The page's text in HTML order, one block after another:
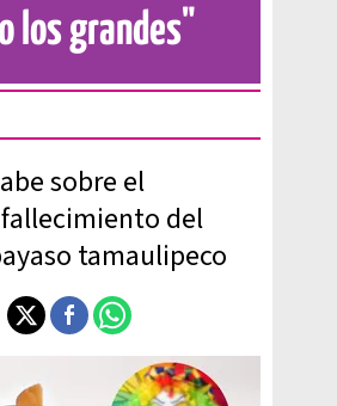
los grandes"
sobre el
del
tamaulipeco